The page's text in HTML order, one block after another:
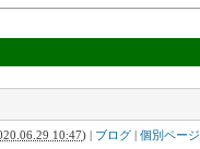
10:47) | ブログ | 個別ページ